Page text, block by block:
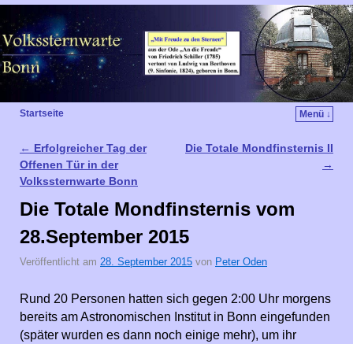
Startseite Menü ↓
Artikelnavigation
← Erfolgreicher Tag der
Offenen Tür in der
Volkssternwarte Bonn
Die Totale Mondfinsternis II
→
Die Totale Mondfinsternis vom
28.September 2015
Veröffentlicht am 28. September 2015 von Peter Oden
Rund 20 Personen hatten sich gegen 2:00 Uhr morgens
bereits am Astronomischen Institut in Bonn eingefunden
(später wurden es dann noch einige mehr), um ihr